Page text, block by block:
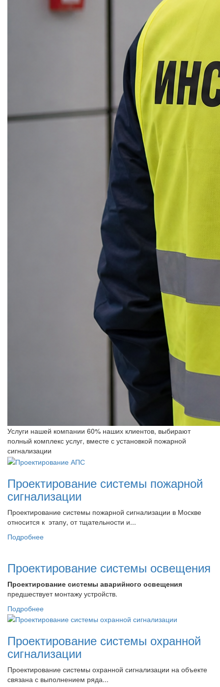
Услуги нашей компании 60% наших клиентов, выбирают
полный комплекс услуг, вместе с установкой пожарной
сигнализации
Проектирование системы пожарной
сигнализации
Проектирование системы пожарной сигнализации в Москве
относится к этапу, от тщательности и...
Подробнее
Проектирование системы освещения
Проектирование системы аварийного освещения
предшествует монтажу устройств.
Подробнее
Проектирование системы охранной
сигнализации
Проектирование системы охранной сигнализации на объекте
связана с выполнением ряда...